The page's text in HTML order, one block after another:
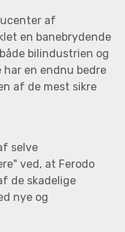
af
en banebrydende
bilindustrien og
en endnu bedre
af de mest sikre
selve
ved, at Ferodo
de skadelige
nye og